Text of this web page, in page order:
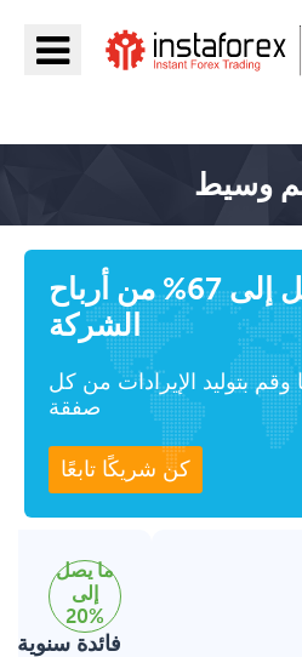
وسيط
اكسب ما يصل إلى 67% من أرباح
الشركة
وقم بتوليد الإيرادات من كل
صفقة
كن شريكًا تابعًا
ما يصل
إلى
20%
فائدة سنوية